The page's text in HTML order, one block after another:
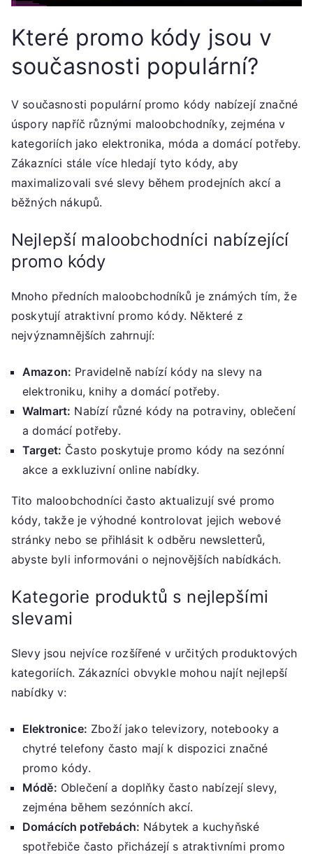
Které promo kódy jsou v
současnosti populární?
V současnosti populární promo kódy nabízejí značné
úspory napříč různými maloobchodníky, zejména v
kategoriích jako elektronika, móda a domácí potřeby.
Zákazníci stále více hledají tyto kódy, aby
maximalizovali své slevy během prodejních akcí a
běžných nákupů.
Nejlepší maloobchodníci nabízející
promo kódy
Mnoho předních maloobchodníků je známých tím, že
poskytují atraktivní promo kódy. Některé z
nejvýznamnějších zahrnují:
Amazon: Pravidelně nabízí kódy na slevy na
elektroniku, knihy a domácí potřeby.
Walmart: Nabízí různé kódy na potraviny, oblečení
a domácí potřeby.
Target: Často poskytuje promo kódy na sezónní
akce a exkluzivní online nabídky.
Tito maloobchodníci často aktualizují své promo
kódy, takže je výhodné kontrolovat jejich webové
stránky nebo se přihlásit k odběru newsletterů,
abyste byli informováni o nejnovějších nabídkách.
Kategorie produktů s nejlepšími
slevami
Slevy jsou nejvíce rozšířené v určitých produktových
kategoriích. Zákazníci obvykle mohou najít nejlepší
nabídky v:
Elektronice: Zboží jako televizory, notebooky a
chytré telefony často mají k dispozici značné
promo kódy.
Módě: Oblečení a doplňky často nabízejí slevy,
zejména během sezónních akcí.
Domácích potřebách: Nábytek a kuchyňské
spotřebiče často přicházejí s atraktivními promo